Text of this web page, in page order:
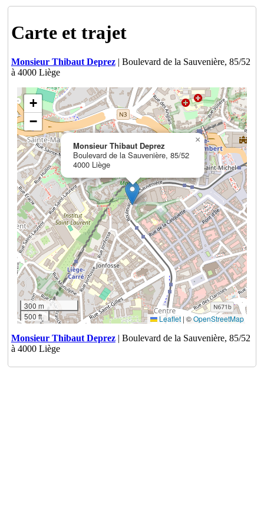
Carte et trajet
Monsieur Thibaut Deprez| Boulevard de la Sauvenière, 85/52
à 4000 Liège
Monsieur Thibaut Deprez
Boulevard de la Sauvenière, 85/52
4000 Liège
×
+
−
300 m
500 ft
Leaflet | ©OpenStreetMap
Monsieur Thibaut Deprez| Boulevard de la Sauvenière, 85/52
à 4000 Liège